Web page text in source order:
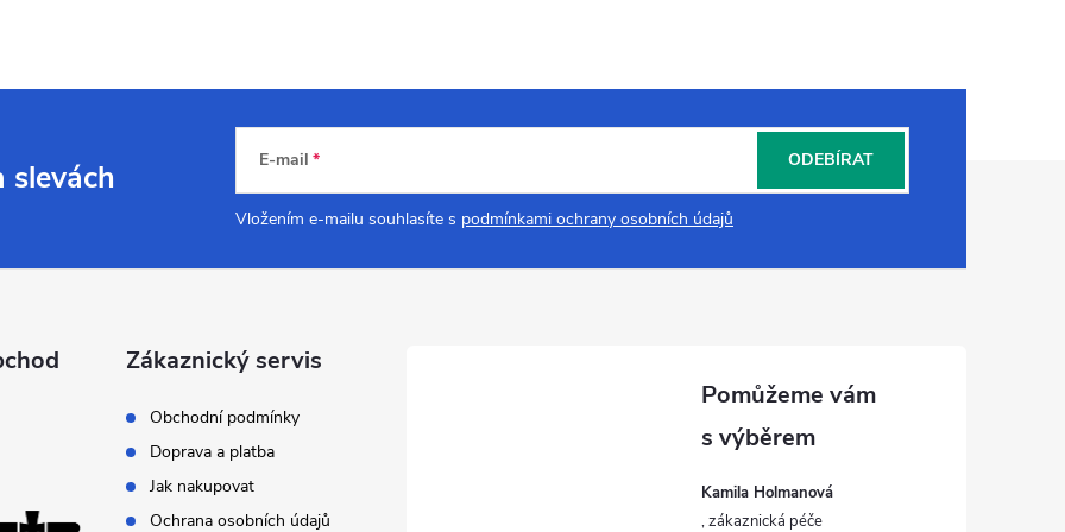
slevách E-mail
Vložením e-mailu souhlasíte s podmínkami ochrany osobních údajů
ODEBÍRAT
Zákaznický servis
Obchodní podmínky
Doprava a platba
Jak nakupovat
Ochrana osobních údajů
Kamila Holmanová